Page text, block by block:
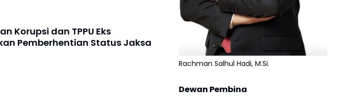
Korupsi dan TPPU Eks
Pemberhentian Status Jaksa
Rachman Salhul Hadi, M.Si.
Dewan Pembina